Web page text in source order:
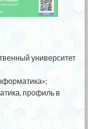
университет
профиль в